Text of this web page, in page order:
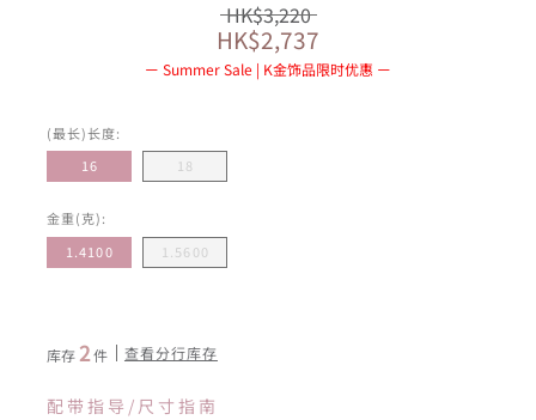
HK$3,220
HK$2,737
Summer Sale | K金饰品限时优惠
(最长)长度:
16
18
金重(克):
1.4100
1.5600
库存 2件 查看分行库存
配带指导/尺寸指南